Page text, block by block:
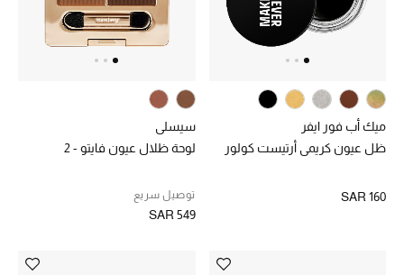
المجوهرات
جديد لدينا
نسوقوا أحدث ما وصلنا
ميك أب فور ايفر
ظل عيون كريمي أرتيست كولور
SAR 160
سيسلي
لوحة ظلال عيون فايتو - 2
توصيل سريع
SAR 549